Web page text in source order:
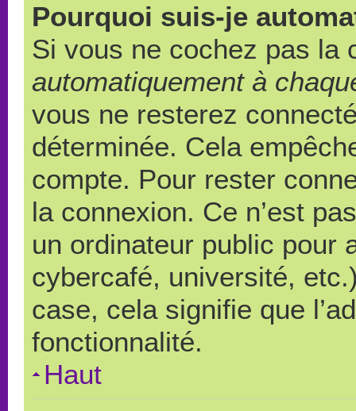
Pourquoi suis-je
Si vous ne cochez pas la
automatiquement à
vous ne resterez
déterminée. Cela
compte. Pour rester
la connexion. Ce n’est
un ordinateur public pour
cybercafé, université,
case, cela signifie que
fonctionnalité.
Haut